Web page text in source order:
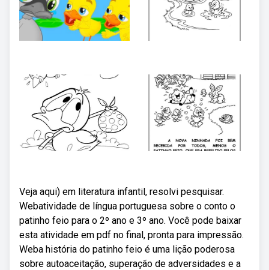
Veja aqui) em literatura infantil, resolvi pesquisar.
Webatividade de língua portuguesa sobre o conto o
patinho feio para o 2º ano e 3º ano. Você pode baixar
esta atividade em pdf no final, pronta para impressão.
Weba história do patinho feio é uma lição poderosa
sobre autoaceitação, superação de adversidades e a